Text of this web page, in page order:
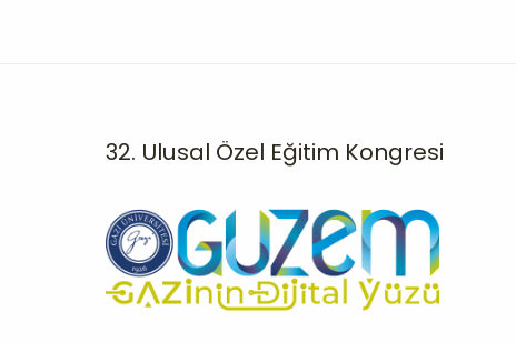
32. Ulusal Özel Eğitim Kongresi